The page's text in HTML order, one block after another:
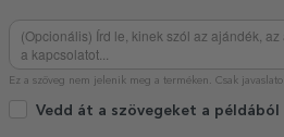
Ez a szöveg nem jelenik meg a terméken. Csak
Vedd át a szövegeket a példából